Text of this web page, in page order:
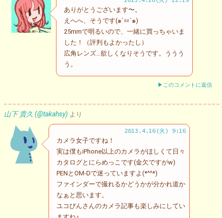
ありがとうございます〜。
えへへ、そうです(๑´ㅂ`๑)
25mmで明るいので、一緒に買っちゃいま
した！（評判もよかったし）
広角レンズ…欲しくなりそうです。ううう
う。
▶このコメントに返信
山下 貴久 (@takahsy) より
2013.4.16(火) 9:16
カメラ女子ですね！
実は僕もiPhone以上のカメラがほしくて日々
カタログとにらめっこです(金欠ですがw)
PENとOM-Dで迷っていますよ(*^^*)
ファインダーで撮れるかどうかが分かれ道か
なぁと思います。
ユコびんさんのカメラ記事も楽しみにしてい